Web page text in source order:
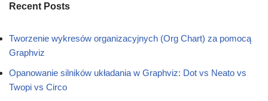
Recent Posts
Tworzenie wykresów organizacyjnych (Org Chart) za pomocą
Graphviz
Opanowanie silników układania w Graphviz: Dot vs Neato vs
Twopi vs Circo